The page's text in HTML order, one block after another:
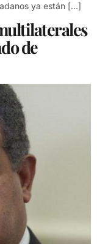
ya están […]
de